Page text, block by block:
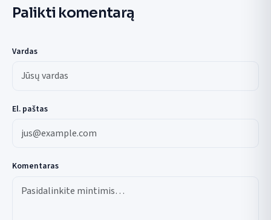
Palikti komentarą
Vardas
El. paštas
Komentaras